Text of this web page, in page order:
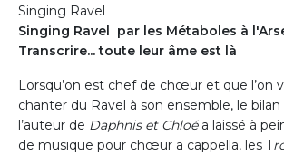
Singing Ravel
Singing Ravel par les Métaboles à
Transcrire... toute leur âme est là
Lorsqu’on est chef de chœur et que l’on
chanter du Ravel à son ensemble, le
l’auteur de Daphnis et Chloéa laissé à
de musique pour chœur a cappella, les T